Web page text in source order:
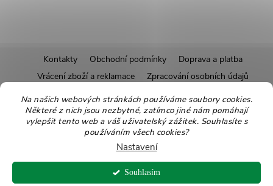
Na našich webových stránkách používáme soubory cookies.
Některé z nich jsou nezbytné, zatímco jiné nám pomáhají
vylepšit tento web a váš uživatelský zážitek. Souhlasíte s
používáním všech cookies?
Nastavení
Souhlasím
á
Kontakty Obchodní podmínky
Doprava a platba
Vrácení zboží a reklamace
Zpracování osobních údajů
Pravidla soutěží
Affiliate program
Recepty
Pro nové dodavatele
Ekologické balení Moje objednávka
Copyright 2026Zdravoslav. Všechna práva vyhrazena.Upravit nastavení
cookies